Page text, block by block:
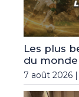
Les plus
du monde
7 août 2026 |